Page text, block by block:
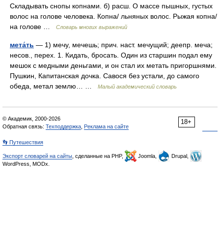
Складывать снопы копнами. б) расш. О массе пышных, густых
волос на голове человека. Копна/ льняных волос. Рыжая копна/
на голове …
Словарь многих выражений
мета́ть — 1) мечу, мечешь; прич. наст. мечущий; деепр. меча;
несов., перех. 1. Кидать, бросать. Один из старшин подал ему
мешок с медными деньгами, и он стал их метать пригоршнями.
Пушкин, Капитанская дочка. Савося без устали, до самого
обеда, метал землю… …
Малый академический словарь
18+
© Академик, 2000-2026
Обратная связь: Техподдержка Реклама на сайте
👣 Путешествия
Экспорт словарей на сайты , сделанные на PHP, Joomla,
Drupal,
WordPress, MODx.